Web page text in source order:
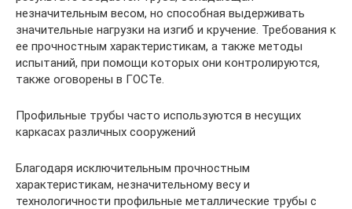
незначительным весом, но способная выдерживать
значительные нагрузки на изгиб и кручение. Требования к
ее прочностным характеристикам, а также методы
испытаний, при помощи которых они контролируются,
также оговорены в ГОСТе.
Профильные трубы часто используются в несущих
каркасах различных сооружений
Благодаря исключительным прочностным
характеристикам, незначительному весу и
технологичности профильные металлические трубы с